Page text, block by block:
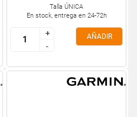
Talla ÚNICA
En stock, entrega en 24-72h
+
-
+
-
AÑADIR